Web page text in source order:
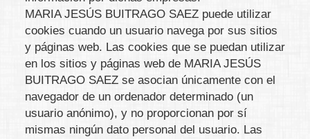
MARIA JESÚS BUITRAGO SAEZ puede utilizar
cookies cuando un usuario navega por sus sitios
y páginas web. Las cookies que se puedan utilizar
en los sitios y páginas web de MARIA JESÚS
BUITRAGO SAEZ se asocian únicamente con el
navegador de un ordenador determinado (un
usuario anónimo), y no proporcionan por sí
mismas ningún dato personal del usuario. Las